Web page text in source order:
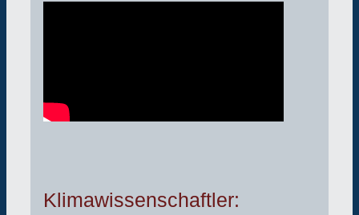
Klimawissenschaftler: